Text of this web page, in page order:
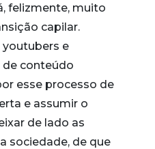
felizmente, muito
capilar.
youtubers e
de conteúdo
esse processo de
e assumir o
de lado as
sociedade, de que